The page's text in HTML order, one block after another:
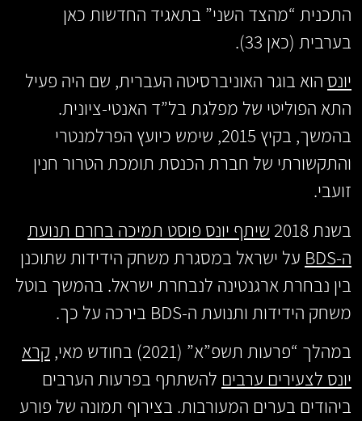
התכנית “מהצד השני” בתאגיד החדשות כאן
בערבית (כאן 33).
יונס הוא בוגר האוניברסיטה העברית, שם היה פעיל
התא הפוליטי של מפלגת בל”ד האנטי-ציונית.
בהמשך, בקיץ 2015, שימש כיועץ הפרלמנטרי
והתקשורתי של חברת הכנסת תומכת הטרור חנין
זועבי.
בשנת 2018
שיתף יונס פוסט תמיכה בחרם תנועת
ה-BDS
על ישראל במסגרת משחק הידידות שתוכנן
בין נבחרת ארגנטינה לנבחרת ישראל. בהמשך בוטל
משחק הידידות ותנועת ה-BDS בירכה על כך.
במהלך “פרעות תשפ”א” (2021) בחודש מאי,
קרא
יונס לצעירים ערבים להשתתף בפרעות הערבים
ביהודים בערים המעורבות. בצירוף תמונה של פורע